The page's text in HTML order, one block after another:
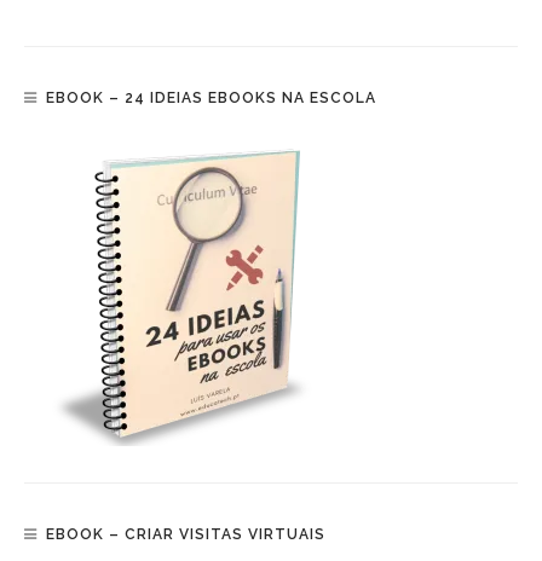
EBOOK – 24 IDEIAS EBOOKS NA ESCOLA
EBOOK – CRIAR VISITAS VIRTUAIS